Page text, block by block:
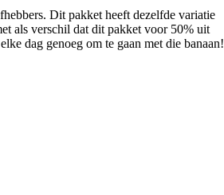
Dit pakket heeft dezelfde variatie
als verschil dat dit pakket voor 50% uit
dag genoeg om te gaan met die banaan!